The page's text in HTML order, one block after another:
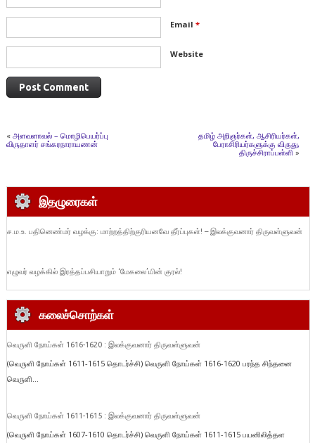
Email *
Website
« அளவளாவல் – மொழிபெயர்ப்பு
விருதாளர் சங்கரநாராயணன்
தமிழ் அறிஞர்கள், ஆசிரியர்கள்,
பேராசிரியர்களுக்கு விருது,
திருச்சிராப்பள்ளி»
இதழுரைகள்
ச.ம.உ. பதினெண்மர் வழக்கு: மாற்றத்திற்குரியனவே தீர்ப்புகள்! – இலக்குவனார் திருவள்ளுவன்
எழுவர் வழக்கில் இரத்தப்பசியாறும் ‘மேகலை’யின் குரல்!
கலைச்சொற்கள்
வெருளி நோய்கள் 1616-1620 : இலக்குவனார் திருவள்ளுவன்
(வெருளி நோய்கள் 1611-1615 தொடர்ச்சி) வெருளி நோய்கள் 1616-1620 பரந்த சிந்தனை
வெருளி...
வெருளி நோய்கள் 1611-1615 : இலக்குவனார் திருவள்ளுவன்
(வெருளி நோய்கள் 1607-1610 தொடர்ச்சி) வெருளி நோய்கள் 1611-1615 பயனிலித்தள